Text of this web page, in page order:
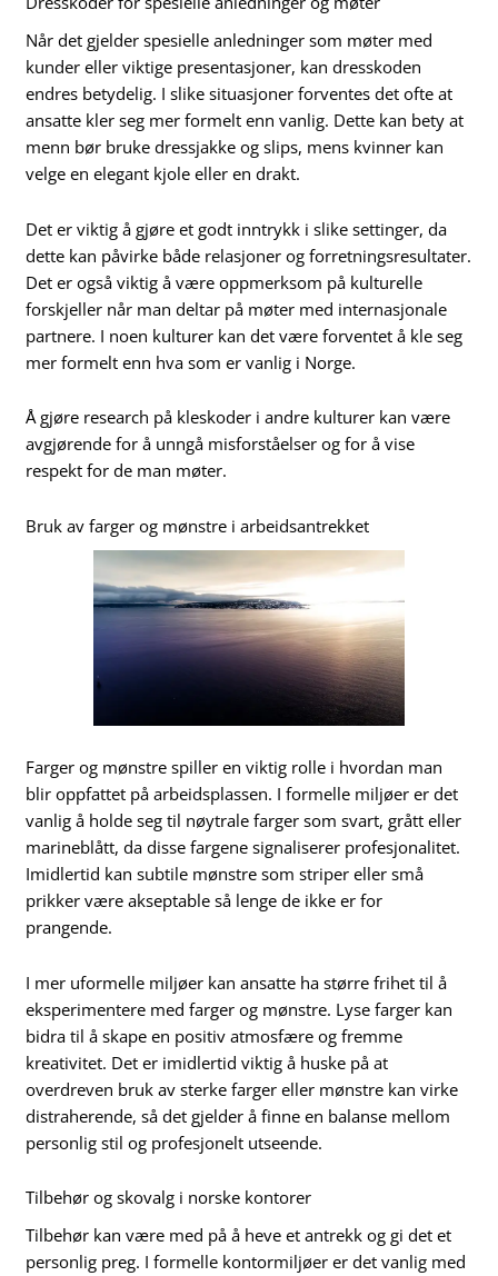
Når det gjelder spesielle anledninger som møter med
kunder eller viktige presentasjoner, kan dresskoden
endres betydelig. I slike situasjoner forventes det ofte at
ansatte kler seg mer formelt enn vanlig. Dette kan bety at
menn bør bruke dressjakke og slips, mens kvinner kan
velge en elegant kjole eller en drakt.
Det er viktig å gjøre et godt inntrykk i slike settinger, da
dette kan påvirke både relasjoner og forretningsresultater.
Det er også viktig å være oppmerksom på kulturelle
forskjeller når man deltar på møter med internasjonale
partnere. I noen kulturer kan det være forventet å kle seg
mer formelt enn hva som er vanlig i Norge.
Å gjøre research på kleskoder i andre kulturer kan være
avgjørende for å unngå misforståelser og for å vise
respekt for de man møter.
Bruk av farger og mønstre i arbeidsantrekket
Farger og mønstre spiller en viktig rolle i hvordan man
blir oppfattet på arbeidsplassen. I formelle miljøer er det
vanlig å holde seg til nøytrale farger som svart, grått eller
marineblått, da disse fargene signaliserer profesjonalitet.
Imidlertid kan subtile mønstre som striper eller små
prikker være akseptable så lenge de ikke er for
prangende.
I mer uformelle miljøer kan ansatte ha større frihet til å
eksperimentere med farger og mønstre. Lyse farger kan
bidra til å skape en positiv atmosfære og fremme
kreativitet. Det er imidlertid viktig å huske på at
overdreven bruk av sterke farger eller mønstre kan virke
distraherende, så det gjelder å finne en balanse mellom
personlig stil og profesjonelt utseende.
Tilbehør og skovalg i norske kontorer
Tilbehør kan være med på å heve et antrekk og gi det et
personlig preg. I formelle kontormiljøer er det vanlig med